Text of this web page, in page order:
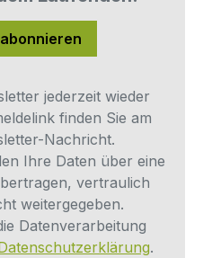
Dadurch gelingt der
einfach und
robusten Lösung,
Systeme passt.
die
dicht und optimal
Ersatzteil
und
setzt.Vorteile
jederzeit wieder
finden Sie am
Nachricht.
Ihre Daten über eine
vertraulich
weitergegeben.
Datenverarbeitung
.